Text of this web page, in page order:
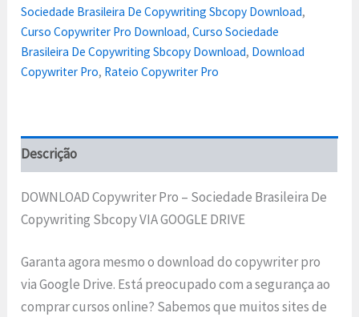
Sociedade Brasileira De Copywriting Sbcopy Download,
Curso Copywriter Pro Download,Curso Sociedade
Brasileira De Copywriting Sbcopy Download, Download
Copywriter Pro, Rateio Copywriter Pro
Descrição
DOWNLOAD Copywriter Pro – Sociedade Brasileira De
Copywriting Sbcopy VIA GOOGLE DRIVE
Garanta agora mesmo o download do copywriter pro
via Google Drive. Está preocupado com a segurança ao
comprar cursos online? Sabemos que muitos sites de